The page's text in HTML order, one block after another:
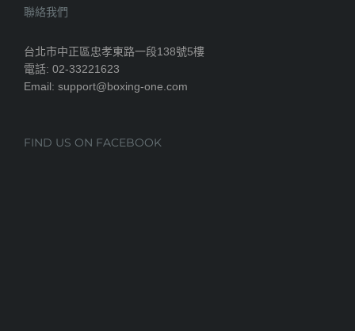
聯絡我們
台北市中正區忠孝東路一段138號5樓
電話: 02-33221623
Email: support@boxing-one.com
FIND US ON FACEBOOK